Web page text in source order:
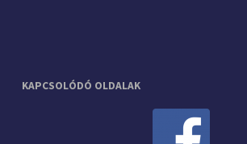
KAPCSOLÓDÓ OLDALAK